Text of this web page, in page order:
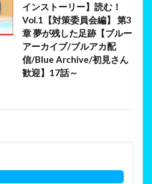
インストーリー】読む！
Vol.1【対策委員会編】 第3
章 夢が残した足跡【ブルー
アーカイブ/ブルアカ配
信/Blue Archive/初見さん
歓迎】17話～